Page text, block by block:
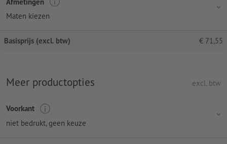
Maten kiezen
Basisprijs (excl. btw) € 71,55
Meer productopties excl. btw
Voorkant
niet bedrukt, geen keuze